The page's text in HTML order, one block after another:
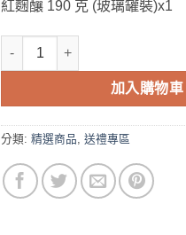
紅麴釀 190 克 (玻璃罐裝)x1
滿堂紅 三罐入禮盒組 數量
加入購物車
分類: 精選商品 送禮專區